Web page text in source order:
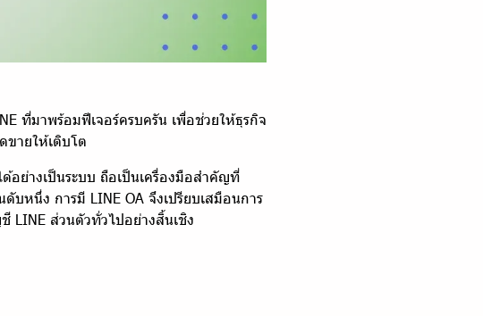
ที่มาพร้อมฟีเจอร์ครบครัน เพื่อช่วยให้ธุรกิจ
ายให้เติบโต
อย่างเป็นระบบ ถือเป็นเครื่องมือสำคัญที่
หนึ่ง การมี LINE OA จึงเปรียบเสมือนการ
LINE ส่วนตัวทั่วไปอย่างสิ้นเชิง